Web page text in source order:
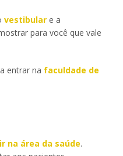
vestibular e a
para você que vale
entrar na faculdade de
na área da saúde.